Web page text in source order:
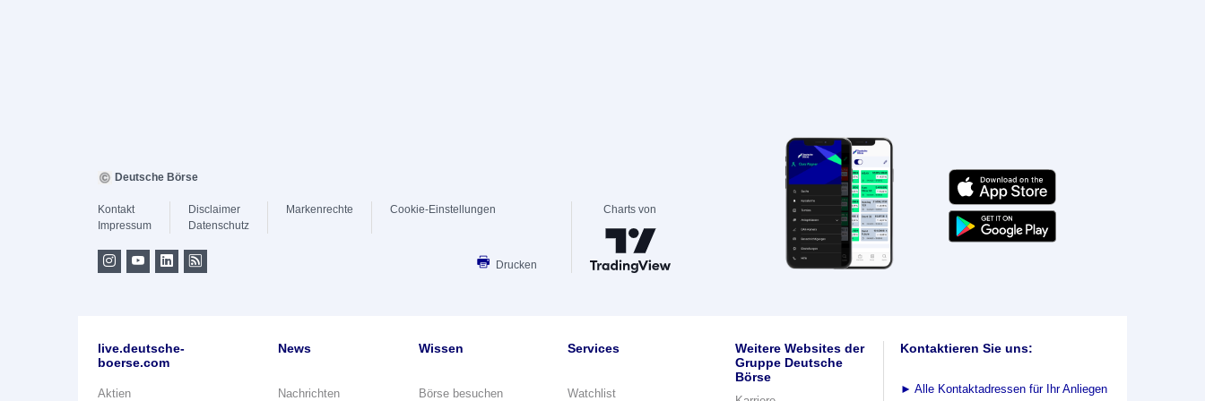
Deutsche Börse
Kontakt
Impressum
Disclaimer
Datenschutz
Markenrechte Cookie-Einstellungen
Drucken
Charts von
live.deutsche-
boerse.com
Aktien
News
Nachrichten
Wissen
Börse besuchen
Services
Watchlist
Weitere Websites der
Gruppe Deutsche
Börse
Kontaktieren Sie uns:
► Alle Kontaktadressen für Ihr Anliegen